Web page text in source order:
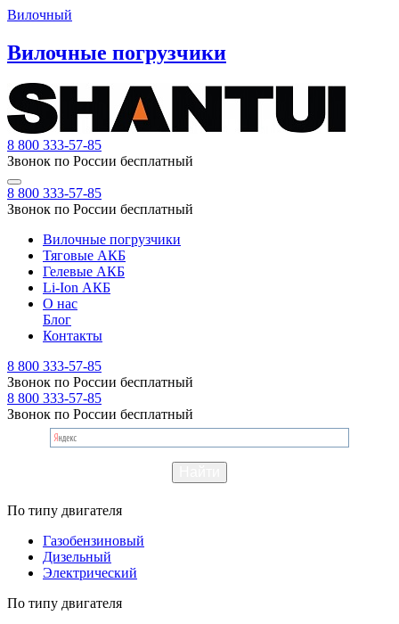
Вилочный
Вилочные погрузчики
8 800 333-57-85
Звонок по России бесплатный
8 800 333-57-85
Звонок по России бесплатный
Вилочные погрузчики
Тяговые АКБ
Гелевые АКБ
Li-Ion АКБ
О нас
Блог
Контакты
8 800 333-57-85
Звонок по России бесплатный
8 800 333-57-85
Звонок по России бесплатный
По типу двигателя
Газобензиновый
Дизельный
Электрический
По типу двигателя